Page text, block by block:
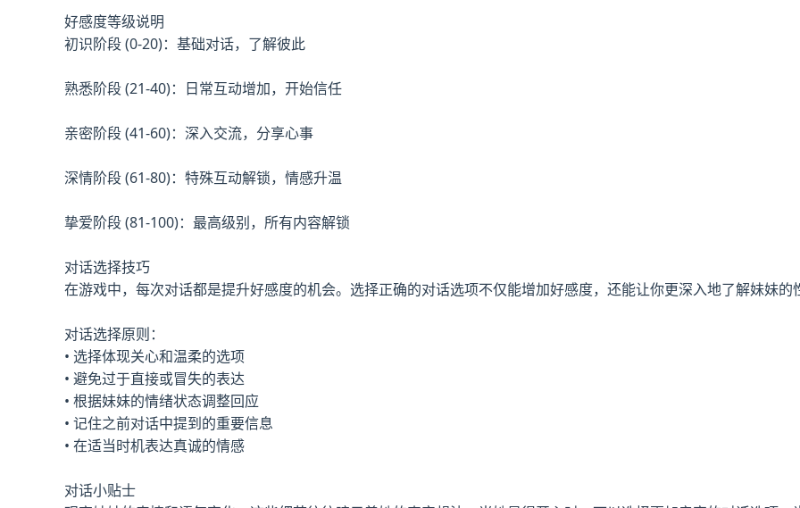
好感度等级说明
初识阶段 (0-20)：基础对话，了解彼此
熟悉阶段 (21-40)：日常互动增加，开始信任
亲密阶段 (41-60)：深入交流，分享心事
深情阶段 (61-80)：特殊互动解锁，情感升温
挚爱阶段 (81-100)：最高级别，所有内容解锁
对话选择技巧
在游戏中，每次对话都是提升好感度的机会。选择正确的对话选项不仅能增加好感度，还能让你更深入地了解妹妹的
对话选择原则：
• 选择体现关心和温柔的选项
• 避免过于直接或冒失的表达
• 根据妹妹的情绪状态调整回应
• 记住之前对话中提到的重要信息
• 在适当时机表达真诚的情感
对话小贴士